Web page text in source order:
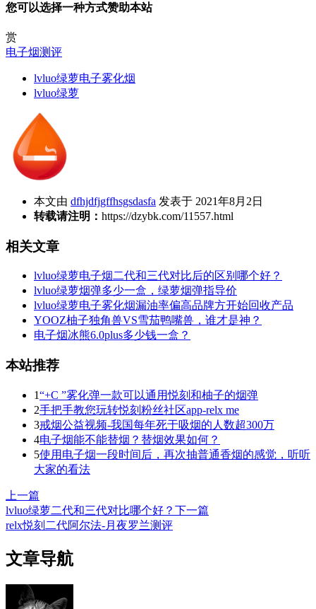
您可以选择一种方式赞助本站
赏
电子烟测评
lvluo绿萝电子雾化烟
lvluo绿萝
本文由 dfhjdfjgffhsgsdasfa 发表于 2021年8月2日
转载请注明： https://dzybk.com/11557.html
相关文章
lvluo绿萝电子烟二代和三代对比后的区别哪个好？
lvluo绿萝烟弹多少一盒，绿萝烟弹指导价
lvluo绿萝电子雾化烟漏油率偏高品牌方开始回收产品
YOOZ柚子独角兽VS雪茄鸭嘴兽，谁才是神？
电子烟冰熊6.0plus多少钱一盒？
本站推荐
1“+C ”雾化弹一款可以通用悦刻和柚子的烟弹
2手把手教您玩转悦刻粉丝社区app-relx me
3戒烟公益视频-我国每年死于吸烟的人数超300万
4电子烟能不能替烟？替烟效果如何？
5使用电子烟一段时间后，再次抽普通香烟的感觉，听听
大家的看法
上一篇
lvluo绿萝二代和三代对比哪个好？ 下一篇
relx悦刻二代阿尔法-月夜罗兰测评
文章导航